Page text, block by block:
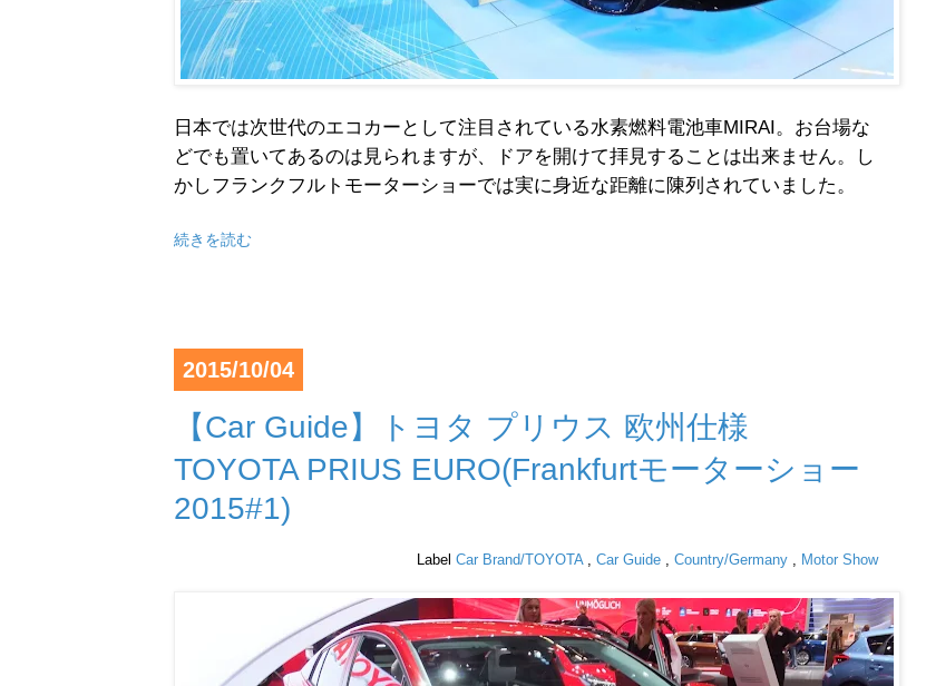
日本では次世代のエコカーとして注目されている水素燃料電池車MIRAI。お台場な
どでも置いてあるのは見られますが、ドアを開けて拝見することは出来ません。し
かしフランクフルトモーターショーでは実に身近な距離に陳列されていました。
続きを読む
2015/10/04
【Car Guide】トヨタ プリウス 欧州仕様
TOYOTA PRIUS EURO(Frankfurtモーターショー
2015#1)
Label Car Brand/TOYOTA Car Guide Country/Germany Motor Show